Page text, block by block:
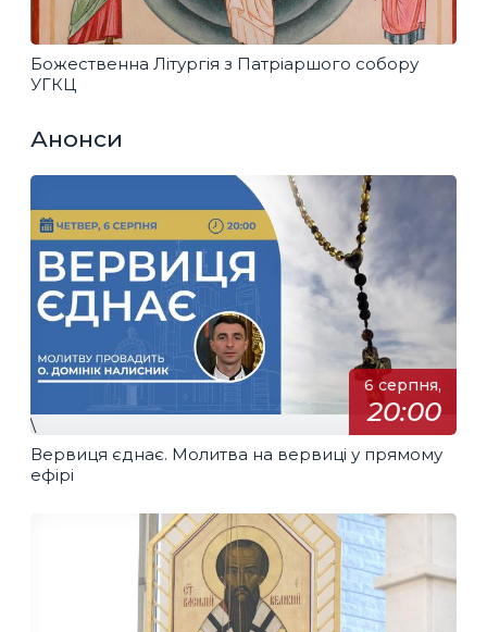
Божественна Літургія з Патріаршого собору
УГКЦ
Анонси
6 серпня,
20:00
\
Вервиця єднає. Молитва на вервиці у прямому
ефірі